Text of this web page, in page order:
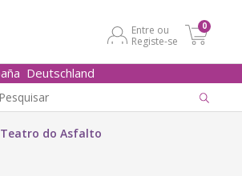
Entre ou
Registe-se
0
Deutschland
do Asfalto